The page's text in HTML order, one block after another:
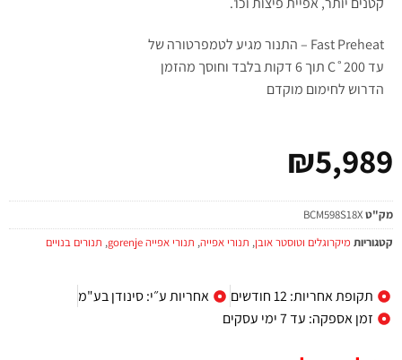
Fast Preheat – התנור מגיע לטמפרטורה של
עד C˚200 תוך 6 דקות בלבד וחוסך מהזמן
הדרוש לחימום מוקדם
₪5,989
מק"טBCM598S18X
קטגוריות מיקרוגלים וטוסטר אובן, תנורי אפייה, תנורי אפייה gorenje , תנורים בנויים
תקופת אחריות: 12 חודשים
אחריות ע״י: סינודן בע"מ
זמן אספקה: עד 7 ימי עסקים